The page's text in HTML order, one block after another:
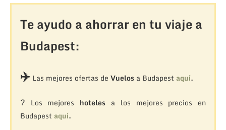
Te ayudo a ahorrar en tu viaje a
Budapest:
✈️Las mejores ofertas de Vuelosa Budapest aquí.
? Los mejores hoteles a los mejores precios en
Budapest aquí.